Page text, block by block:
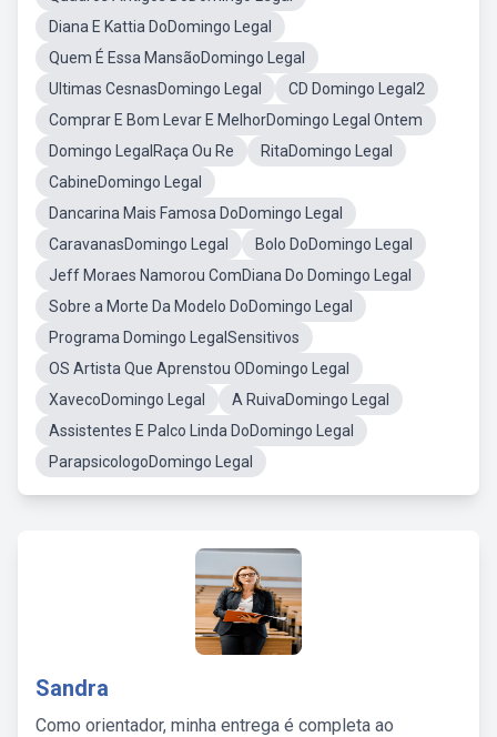
Diana E Kattia DoDomingo Legal
Quem É Essa MansãoDomingo Legal
Ultimas CesnasDomingo Legal
CD Domingo Legal2
Comprar E Bom Levar E MelhorDomingo Legal Ontem
Domingo LegalRaça Ou Re
RitaDomingo Legal
CabineDomingo Legal
Dancarina Mais Famosa DoDomingo Legal
CaravanasDomingo Legal
Bolo DoDomingo Legal
Jeff Moraes Namorou ComDiana Do Domingo Legal
Sobre a Morte Da Modelo DoDomingo Legal
Programa Domingo LegalSensitivos
OS Artista Que Aprenstou ODomingo Legal
XavecoDomingo Legal
A RuivaDomingo Legal
Assistentes E Palco Linda DoDomingo Legal
ParapsicologoDomingo Legal
Sandra
Como orientador, minha entrega é completa ao